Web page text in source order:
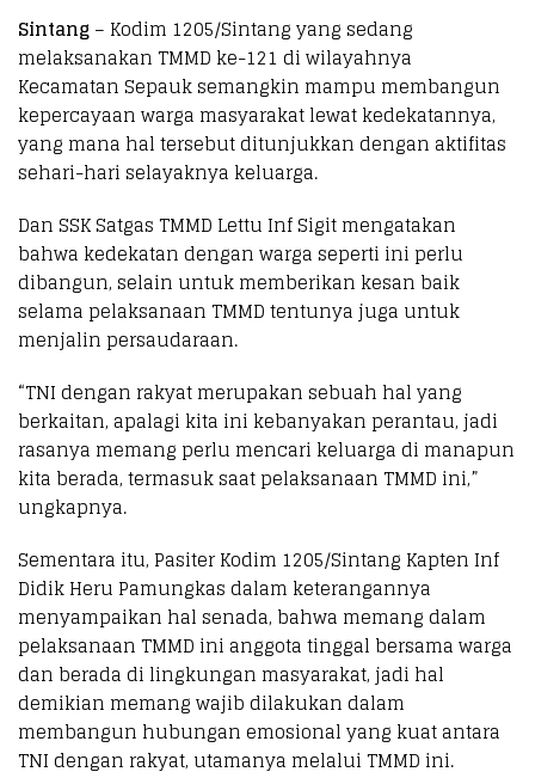
Sintang– Kodim 1205/Sintang yang sedang
melaksanakan TMMD ke-121 di wilayahnya
Kecamatan Sepauk semangkin mampu membangun
kepercayaan warga masyarakat lewat kedekatannya,
yang mana hal tersebut ditunjukkan dengan aktifitas
sehari-hari selayaknya keluarga.
Dan SSK Satgas TMMD Lettu Inf Sigit mengatakan
bahwa kedekatan dengan warga seperti ini perlu
dibangun, selain untuk memberikan kesan baik
selama pelaksanaan TMMD tentunya juga untuk
menjalin persaudaraan.
“TNI dengan rakyat merupakan sebuah hal yang
berkaitan, apalagi kita ini kebanyakan perantau, jadi
rasanya memang perlu mencari keluarga di manapun
kita berada, termasuk saat pelaksanaan TMMD ini,”
ungkapnya.
Sementara itu, Pasiter Kodim 1205/Sintang Kapten Inf
Didik Heru Pamungkas dalam keterangannya
menyampaikan hal senada, bahwa memang dalam
pelaksanaan TMMD ini anggota tinggal bersama warga
dan berada di lingkungan masyarakat, jadi hal
demikian memang wajib dilakukan dalam
membangun hubungan emosional yang kuat antara
TNI dengan rakyat, utamanya melalui TMMD ini.